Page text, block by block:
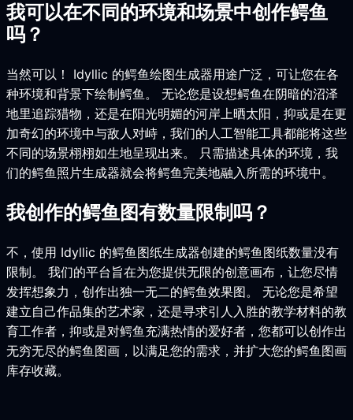
我可以在不同的环境和场景中创作鳄鱼
吗？
当然可以！ Idyllic 的鳄鱼绘图生成器用途广泛，可让您在各
种环境和背景下绘制鳄鱼。 无论您是设想鳄鱼在阴暗的沼泽
地里追踪猎物，还是在阳光明媚的河岸上晒太阳，抑或是在更
加奇幻的环境中与敌人对峙，我们的人工智能工具都能将这些
不同的场景栩栩如生地呈现出来。 只需描述具体的环境，我
们的鳄鱼照片生成器就会将鳄鱼完美地融入所需的环境中。
我创作的鳄鱼图有数量限制吗？
不，使用 Idyllic 的鳄鱼图纸生成器创建的鳄鱼图纸数量没有
限制。 我们的平台旨在为您提供无限的创意画布，让您尽情
发挥想象力，创作出独一无二的鳄鱼效果图。 无论您是希望
建立自己作品集的艺术家，还是寻求引人入胜的教学材料的教
育工作者，抑或是对鳄鱼充满热情的爱好者，您都可以创作出
无穷无尽的鳄鱼图画，以满足您的需求，并扩大您的鳄鱼图画
库存收藏。